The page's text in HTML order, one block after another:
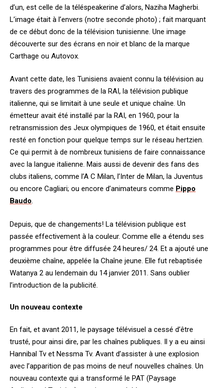
d’un, est celle de la téléspeakerine d’alors, Naziha Magherbi.
L’image était à l’envers (notre seconde photo) ; fait marquant
de ce début donc de la télévision tunisienne. Une image
découverte sur des écrans en noir et blanc de la marque
Carthage ou Autovox.
Avant cette date, les Tunisiens avaient connu la télévision au
travers des programmes de la RAI, la télévision publique
italienne, qui se limitait à une seule et unique chaîne. Un
émetteur avait été installé par la RAI, en 1960, pour la
retransmission des Jeux olympiques de 1960, et était ensuite
resté en fonction pour quelque temps sur le réseau hertzien.
Ce qui permit à de nombreux tunisiens de faire connaissance
avec la langue italienne. Mais aussi de devenir des fans des
clubs italiens, comme l’A C Milan, l’Inter de Milan, la Juventus
ou encore Cagliari; ou encore d’animateurs comme Pippo
Baudo.
Depuis, que de changements! La télévision publique est
passée effectivement à la couleur. Comme elle a étendu ses
programmes pour être diffusée 24 heures/ 24. Et a ajouté une
deuxième chaîne, appelée la Chaîne jeune. Elle fut rebaptisée
Watanya 2 au lendemain du 14 janvier 2011. Sans oublier
l’introduction de la publicité.
Un nouveau contexte
En fait, et avant 2011, le paysage télévisuel a cessé d’être
trusté, pour ainsi dire, par les chaînes publiques. Il y a eu ainsi
Hannibal Tv et Nessma Tv. Avant d’assister à une explosion
avec l’apparition de pas moins de neuf nouvelles chaînes. Un
nouveau contexte qui a transformé le PAT (Paysage